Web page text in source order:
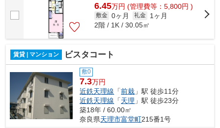
6.45万円 (管理費等：5,800円 )
敷金 0ヶ月 礼金
1ヶ月
2階 / 1K / 30.05㎡
賃貸 | マンション ビスタコート
敷0
7.3万円
近鉄天理線 「前栽 」駅 徒歩11分
近鉄天理線 「天理 」駅 徒歩23分
築18年 / 60.00㎡
奈良県天理市富堂町215番1号